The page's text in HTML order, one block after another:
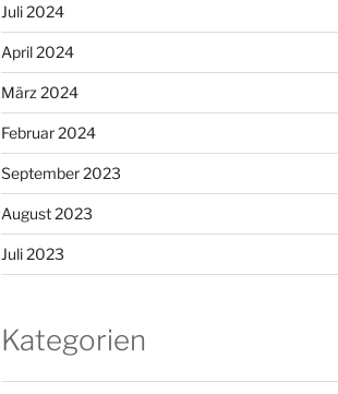
Juli 2024
April 2024
März 2024
Februar 2024
September 2023
August 2023
Juli 2023
Kategorien